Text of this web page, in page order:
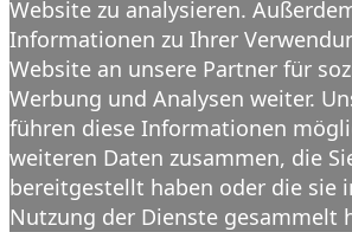
Website zu analysieren.
Informationen zu Ihrer
Website an unsere Partner für
Werbung und Analysen weiter.
führen diese Informationen
weiteren Daten zusammen, die
bereitgestellt haben oder die sie
Nutzung der Dienste gesammelt